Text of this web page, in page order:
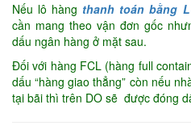
Nếu lô hàng thanh toán bằng
cần mang theo vận đơn gốc
dấu ngân hàng ở mặt sau.
Đối với hàng FCL (hàng full
dấu “hàng giao thẳng” còn nếu
tại bãi thì trên DO sẽ được đóng